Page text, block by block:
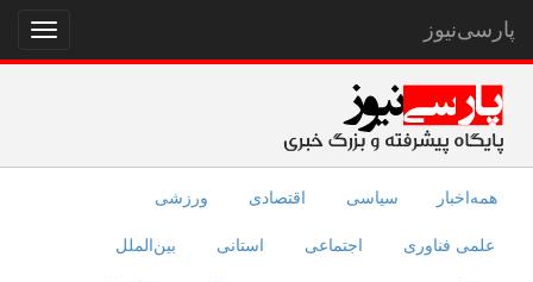
نمایش
منو
پارسی‌نیوز
همه‌اخبار سیاسی اقتصادی ورزشی
علمی فناوری اجتماعی استانی بین‌الملل